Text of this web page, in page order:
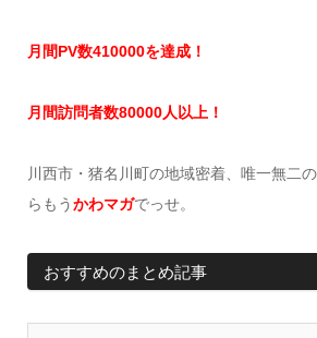
月間PV数410000を達成！
月間訪問者数80000人以上！
川西市・猪名川町の地域密着、唯一無二
らもうかわマガでっせ。
おすすめのまとめ記事